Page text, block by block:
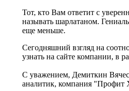
Тот, кто Вам ответит с
называть шарлатаном.
еще меньше.
Сегодняшний взгляд на
узнать на сайте компании, в
С уважением, Демиткин
аналитик, компания "Профит